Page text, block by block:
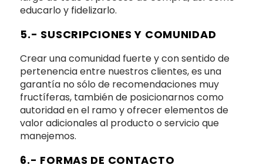
educarlo y fidelizarlo.
5.- SUSCRIPCIONES Y COMUNIDAD
Crear una comunidad fuerte y con sentido de
pertenencia entre nuestros clientes, es una
garantía no sólo de recomendaciones muy
fructíferas, también de posicionarnos como
autoridad en el ramo y ofrecer elementos de
valor adicionales al producto o servicio que
manejemos.
6.- FORMAS DE CONTACTO